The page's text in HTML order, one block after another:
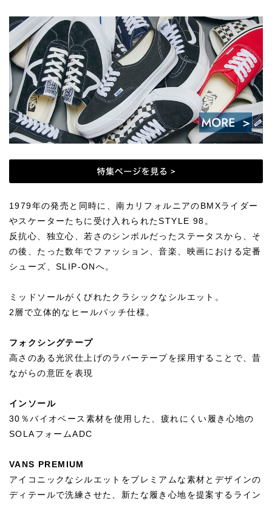
1979年の発売と同時に、南カリフォルニアのBMXライダー
やスケーターたちに受け入れられたSTYLE 98。
反抗心、独立心、若さのシンボルだったステータスから、そ
の後、たった数年でファッション、音楽、映画における定番
シューズ、SLIP-ONへ。
ミッドソールがくびれたクラシックなシルエット。
2層で立体的なヒールパッチ仕様。
フォクシングテープ
高さのある光沢仕上げのラバーテープを採用することで、昔
ながらの意匠を表現
インソール
30％バイオベース素材を使用した、疲れにくい履き心地の
SOLAフォームADC
VANS PREMIUM
アイコニックなシルエットをプレミアムな素材とデザインの
ディテールで洗練させた、新たな履き心地を提案するライン